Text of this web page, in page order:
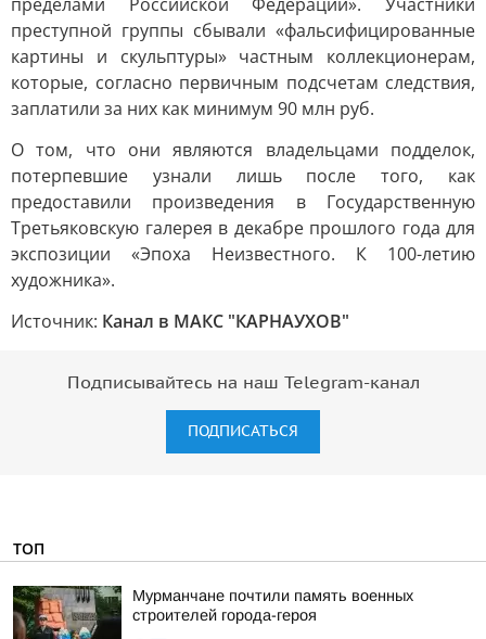
преступной группы сбывали «фальсифицированные
картины и скульптуры» частным коллекционерам,
которые, согласно первичным подсчетам следствия,
заплатили за них как минимум 90 млн руб.
О том, что они являются владельцами подделок,
потерпевшие узнали лишь после того, как
предоставили произведения в Государственную
Третьяковскую галерея в декабре прошлого года для
экспозиции «Эпоха Неизвестного. К 100-летию
художника».
Источник: Канал в МАКС "КАРНАУХОВ"
Подписывайтесь на наш Telegram-канал
ПОДПИСАТЬСЯ
ТОП
Мурманчане почтили память военных
строителей города-героя